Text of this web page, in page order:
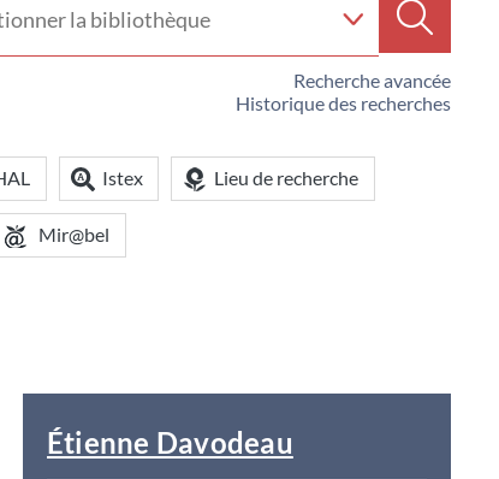
Recherche avancée
Historique des recherches
Istex Lieu de recherche
Mir@bel
Étienne Davodeau